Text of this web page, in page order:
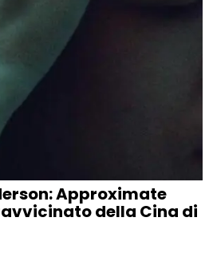
Approximate
della Cina di